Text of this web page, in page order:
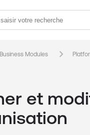
Modules keyboard_arrow_right
et